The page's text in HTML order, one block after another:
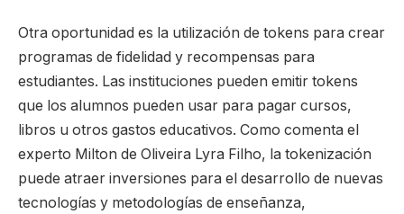
Otra oportunidad es la utilización de tokens para crear
programas de fidelidad y recompensas para
estudiantes. Las instituciones pueden emitir tokens
que los alumnos pueden usar para pagar cursos,
libros u otros gastos educativos. Como comenta el
experto Milton de Oliveira Lyra Filho, la tokenización
puede atraer inversiones para el desarrollo de nuevas
tecnologías y metodologías de enseñanza,